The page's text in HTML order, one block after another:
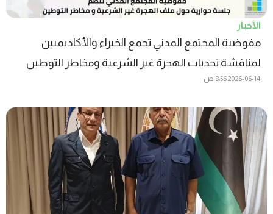
الأخبار
مفوضية المجتمع المدني تجمع الخبراء والأكاديميين
لمناقشة تحديات الهجرة غير الشرعية ومخاطر التوطين
2026-06-148:56 ص